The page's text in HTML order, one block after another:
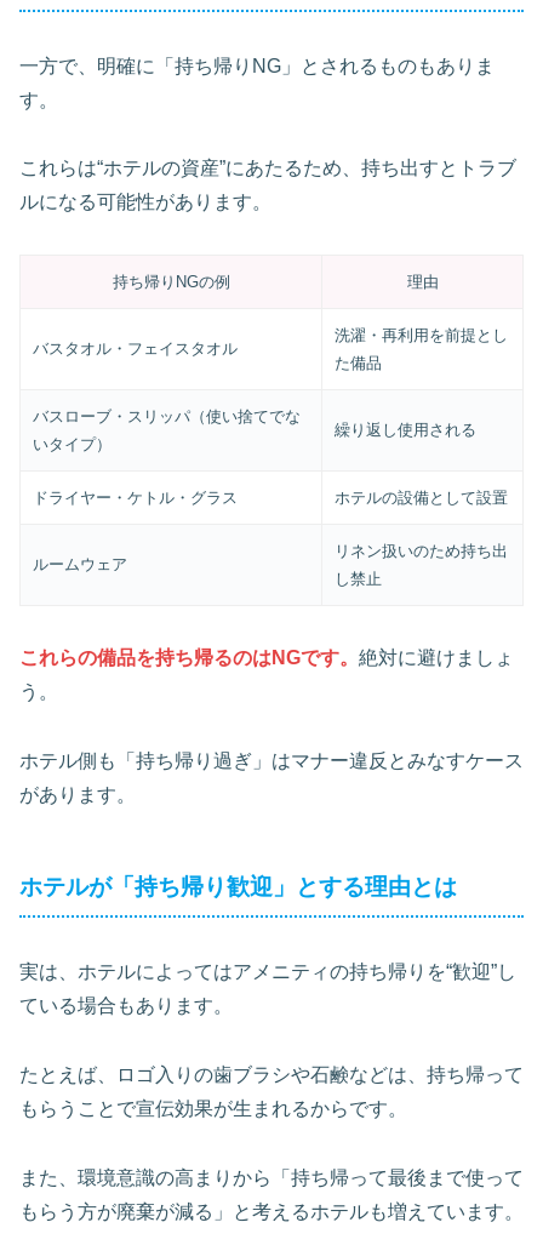
一方で、明確に「持ち帰りNG」とされるものもありま
す。
これらは“ホテルの資産”にあたるため、持ち出すとトラブ
ルになる可能性があります。
持ち帰りNGの例 理由
バスタオル・フェイスタオル
洗濯・再利用を前提とし
た備品
バスローブ・スリッパ（使い捨てでな
いタイプ）
繰り返し使用される
ドライヤー・ケトル・グラス ホテルの設備として設置
ルームウェア
リネン扱いのため持ち出
し禁止
これらの備品を持ち帰るのはNGです。 絶対に避けましょ
う。
ホテル側も「持ち帰り過ぎ」はマナー違反とみなすケース
があります。
ホテルが「持ち帰り歓迎」とする理由とは
実は、ホテルによってはアメニティの持ち帰りを“歓迎”し
ている場合もあります。
たとえば、ロゴ入りの歯ブラシや石鹸などは、持ち帰って
もらうことで宣伝効果が生まれるからです。
また、環境意識の高まりから「持ち帰って最後まで使って
もらう方が廃棄が減る」と考えるホテルも増えています。